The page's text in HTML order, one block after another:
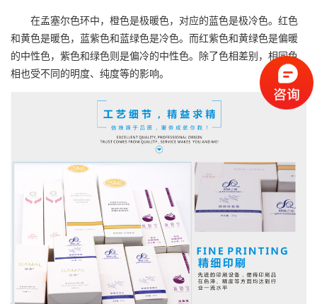
在孟塞尔色环中，橙色是极暖色，对应的蓝色是极冷色。红色
和黄色是暖色，蓝紫色和蓝绿色是冷色。而红紫色和黄绿色是偏暖
的中性色，紫色和绿色则是偏冷的中性色。除了色相差别，相同色
相也受不同的明度、纯度等的影响。